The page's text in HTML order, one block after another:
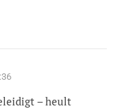
– heult